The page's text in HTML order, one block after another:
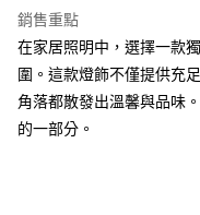
悠遊付
Google Pay
全盈+PAY
AFTEE先享後付
銷售重點
在家居照明中，選擇一款
圍。這款燈飾不僅提供充
角落都散發出溫馨與品味
的一部分。